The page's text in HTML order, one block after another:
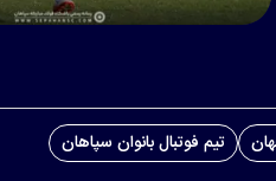
تیم فوتبال بانوان سپاهان